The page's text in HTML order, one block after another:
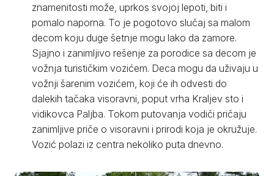
znamenitosti može, uprkos svojoj lepoti, biti i
pomalo naporna. To je pogotovo slučaj sa malom
decom koju duge šetnje mogu lako da zamore.
Sjajno i zanimljivo rešenje za porodice sa decom je
vožnja turističkim vozićem. Deca mogu da uživaju u
vožnji šarenim vozićem, koji će ih odvesti do
dalekih tačaka visoravni, poput vrha Kraljev sto i
vidikovca Paljba. Tokom putovanja vodiči pričaju
zanimljive priče o visoravni i prirodi koja je okružuje.
Vozić polazi iz centra nekoliko puta dnevno.